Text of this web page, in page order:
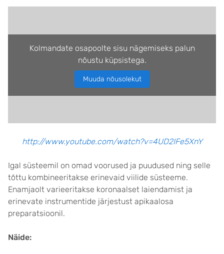
Kolmandate osapoolte sisu nägemiseks palun
nõustu küpsistega.
Muuda nõusolekut
http://www.youtube.com/watch?v=4UD2IFe5XnY
Igal süsteemil on omad voorused ja puudused ning selle
tõttu kombineeritakse erinevaid viilide süsteeme.
Enamjaolt varieeritakse koronaalset laiendamist ja
erinevate instrumentide järjestust apikaalosa
preparatsioonil.
Näide: